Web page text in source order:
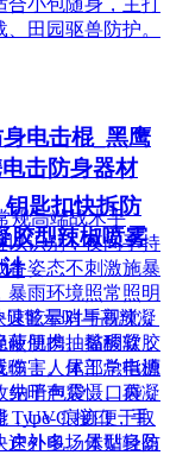
电击棍_黑鹰
击防身器材
规高端战术手
以识别，夜间手持
备姿态不刺激施暴
暴雨环境照常照明
眩晕对手视觉，
使肌肉抽搐酸软，
伤害。尾部总电源
纳于包袋、口袋
Type-C 接口，手
速补电。体型轻盈
田园驱兽防护。
匙扣快拆防
胶型辣椒喷雾
警示哨与高辣凝
蔽便携。黏稠凝胶
噬；人体工学指槽
先哨声震慑、再凝
，UV 痕迹便于取
户外多场景贴身防